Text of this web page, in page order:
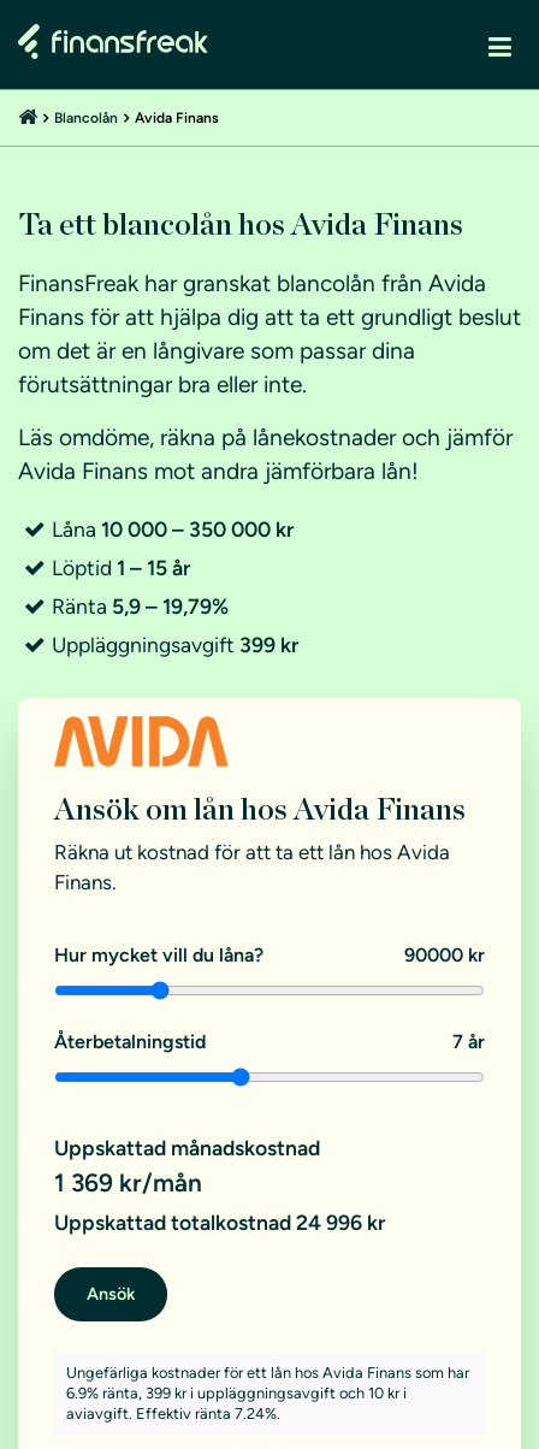
Blancolån Avida Finans
Ta ett blancolån hos Avida Finans
FinansFreak har granskat blancolån från Avida
Finans för att hjälpa dig att ta ett grundligt beslut
om det är en långivare som passar dina
förutsättningar bra eller inte.
Läs omdöme, räkna på lånekostnader och jämför
Avida Finans mot andra jämförbara lån!
Låna 10 000 – 350 000 kr
Löptid 1 – 15 år
Ränta 5,9 – 19,79%
Uppläggningsavgift 399 kr
Ansök om lån hos Avida Finans
Räkna ut kostnad för att ta ett lån hos Avida
Finans.
Hur mycket vill du låna? 90000 kr
Återbetalningstid 7 år
Uppskattad månadskostnad
1 369 kr/mån
Uppskattad totalkostnad 24 996 kr
Ansök
Ungefärliga kostnader för ett lån hos Avida Finans som har
6.9% ränta, 399 kr i uppläggningsavgift och 10 kr i
aviavgift. Effektiv ränta 7.24%.